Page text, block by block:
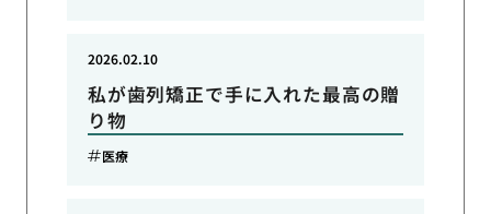
私が歯列矯正で手に入れた最高の贈
り物
2026.02.10
医療